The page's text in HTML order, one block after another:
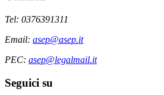
Tel: 0376391311
Email: asep@asep.it
PEC: asep@legalmail.it
Seguici su